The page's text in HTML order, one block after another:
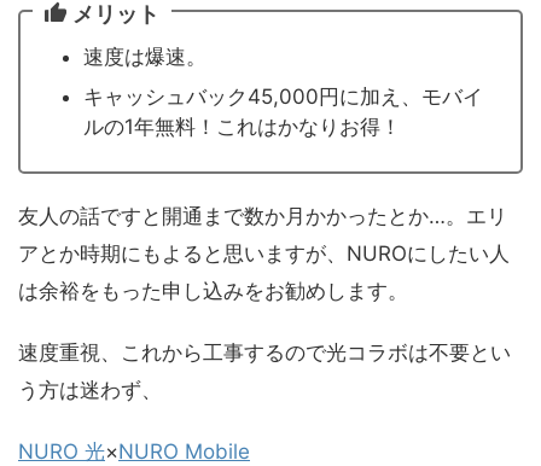
メリット
速度は爆速。
キャッシュバック45,000円に加え、モバイ
ルの1年無料！これはかなりお得！
友人の話ですと開通まで数か月かかったとか…。エリ
アとか時期にもよると思いますが、NUROにしたい人
は余裕をもった申し込みをお勧めします。
速度重視、これから工事するので光コラボは不要とい
う方は迷わず、
NURO 光×NURO Mobile